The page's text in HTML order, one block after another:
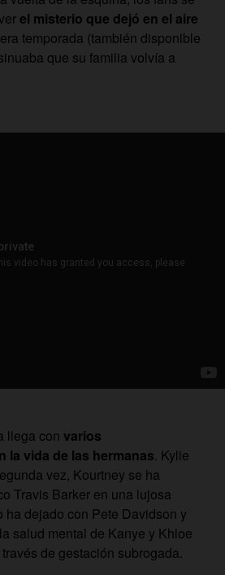
el misterio que dejó en el aire
temporada (también disponible
que su familia volvía a
llega con varios
la vida de las hermanas. Kylie
vez, Kourtney se ha
Travis Barker en una lujosa
ha dejado con Pete Davidson y
salud mental de Kanye y Khloe
de gestación subrogada.